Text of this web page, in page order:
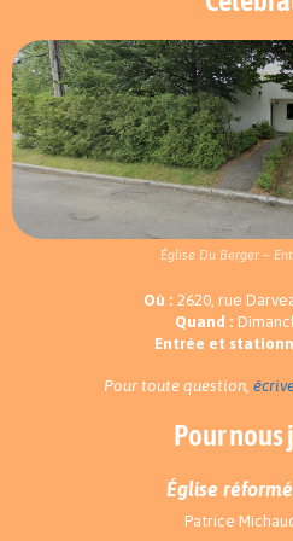
Église Du Berger –
Où : 2620, rue
Quand :
Entrée et
Pour toute question,
Pour
Église
Patrice